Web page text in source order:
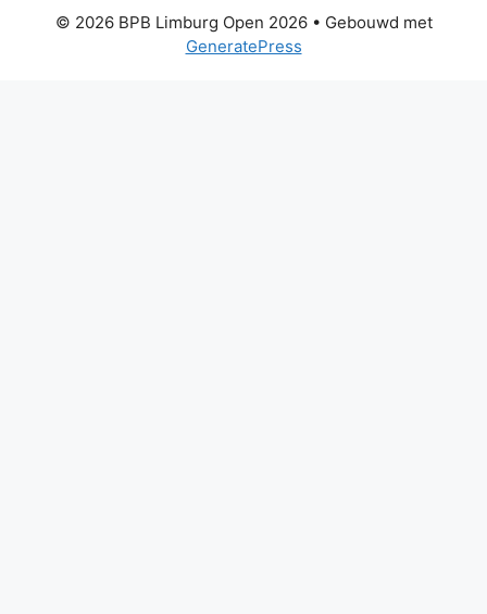
© 2026 BPB Limburg Open 2026• Gebouwd met
GeneratePress